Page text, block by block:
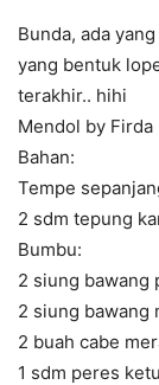
Bunda, ada
yang bentuk
terakhir.. hihi
Mendol by Firda
Bahan:
Tempe
2 sdm tepung
Bumbu:
2 siung bawang
2 siung bawang
2 buah cabe
1 sdm peres